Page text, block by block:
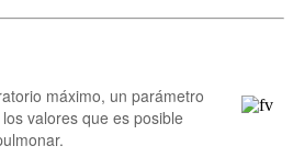
máximo, un parámetro
valores que es posible